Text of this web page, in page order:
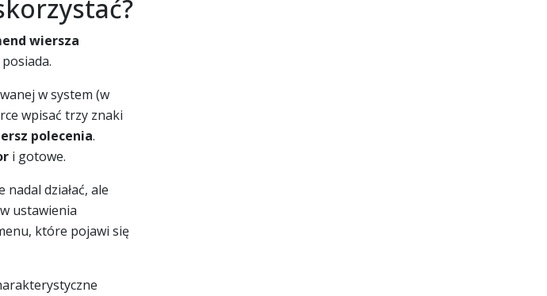
wiersza
w system (w
wpisać trzy znaki
polecenia.
i gotowe.
działać, ale
ustawienia
które pojawi się